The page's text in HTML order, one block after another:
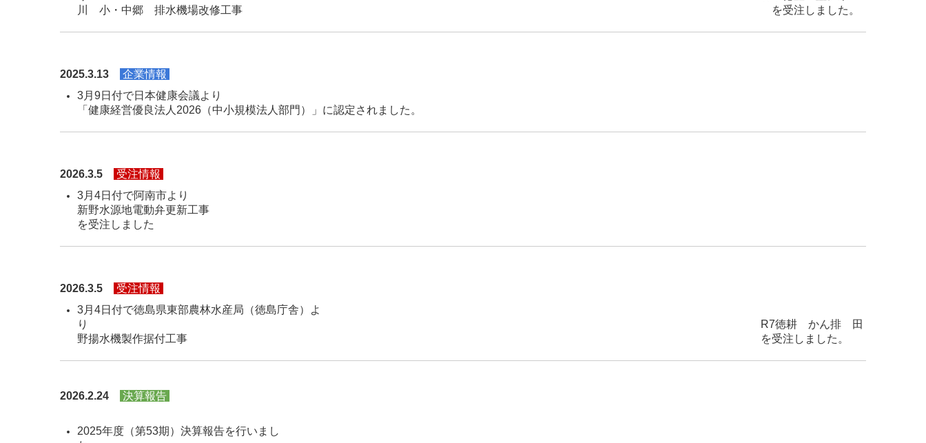
川 小・中郷 排水機場改修工事 を受注しました。
2025.3.13
企業情報
3月9日付で日本健康会議より
「健康経営優良法人2026（中小規模法人部門）」に認定されました。
2026.3.5
受注情報
3月4日付で阿南市より
新野水源地電動弁更新工事
を受注しました
2026.3.5
受注情報
3月4日付で徳島県東部農林水産局（徳島庁舎）よ
り R7徳耕 かん排 田
野揚水機製作据付工事 を受注しました。
2026.2.24 決算報告
2025年度（第53期）決算報告を行いまし